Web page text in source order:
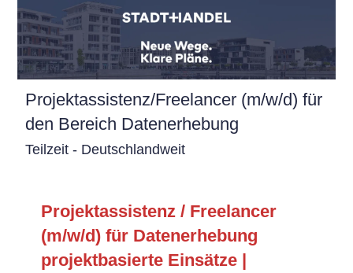
Projektassistenz/Freelancer (m/w/d) für
den Bereich Datenerhebung
Teilzeit - Deutschlandweit
Projektassistenz / Freelancer
(m/w/d) für Datenerhebung
projektbasierte Einsätze |